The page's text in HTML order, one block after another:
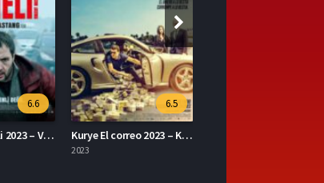
6.5
Kurye El correo 2023 – Kurye 1080p Turkce Dublaj izle
7.1
The Ministry of Ungentlemanly Warfare 2024 – Centilmen Olmayan Savaş Bakanlığı 1080p Turkce Dublaj izle
2024